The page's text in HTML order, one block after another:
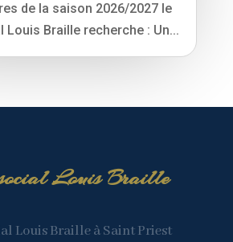
de la saison 2026/2027 le
Louis Braille recherche : Un...
Louis Braille
Louis Braille à Saint Priest